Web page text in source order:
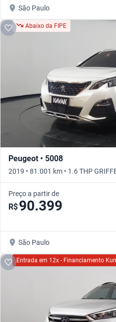
São Paulo
Abaixo da FIPE
Peugeot • 5008
2019 • 81.001 km • 1.6 THP
Preço a partir de
R$90.399
São Paulo
Entrada em 12x - Financiamento